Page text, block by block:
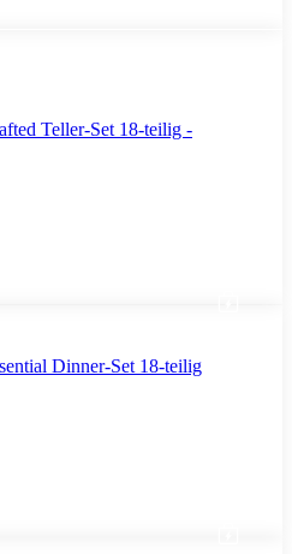
Teller-Set 18-teilig -
Dinner-Set 18-teilig